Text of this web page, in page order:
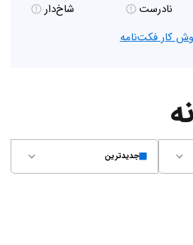
نادرست
شاخ‌دار
کار فکت‌نامه
جدیدترین